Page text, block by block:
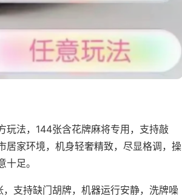
玩法，144张含花牌麻将专用，支持敲
居家环境，机身轻奢精致，尽显格调，操
足。
支持缺门胡牌，机器运行安静，洗牌噪